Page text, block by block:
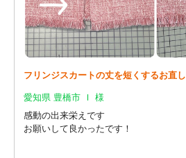
フリンジスカートの丈を短くするお直し
愛知県 豊橋市 Ｉ 様
感動の出来栄えです
お願いして良かったです！